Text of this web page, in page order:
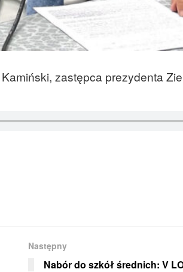
zastępca prezydenta
Następny
Nabór do szkół średnich: V